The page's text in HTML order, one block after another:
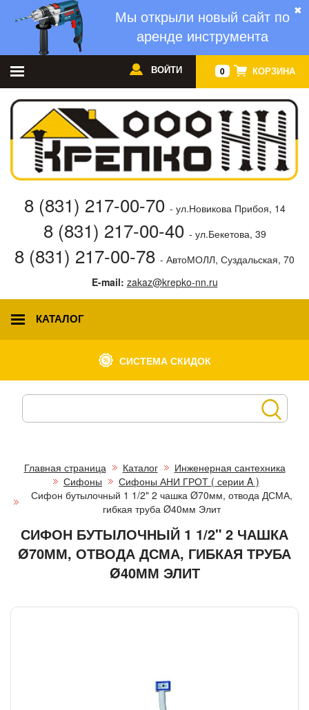
✖
Мы открыли новый сайт по
аренде инструмента
0 КОРЗИНА
ВОЙТИ
8 (831) 217-00-70 - ул.Новикова Прибоя, 14
8 (831) 217-00-40 - ул.Бекетова, 39
8 (831) 217-00-78 - АвтоМОЛЛ, Суздальская, 70
E-mail: zakaz@krepko-nn.ru
КАТАЛОГ
СИСТЕМА СКИДОК
Главная страница Каталог
Инженерная сантехника
Сифоны
Сифоны АНИ ГРОТ ( серии A )
Сифон бутылочный 1 1/2" 2 чашка Ø70мм, отвода ДСМА,
гибкая труба Ø40мм Элит
СИФОН БУТЫЛОЧНЫЙ 1 1/2" 2 ЧАШКА
Ø70ММ, ОТВОДА ДСМА, ГИБКАЯ ТРУБА
Ø40ММ ЭЛИТ